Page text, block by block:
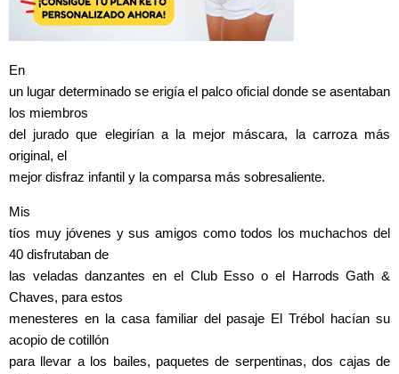
En
un lugar determinado se erigía el palco oficial donde se asentaban
los miembros
del jurado que elegirían a la mejor máscara, la carroza más
original, el
mejor disfraz infantil y la comparsa más sobresaliente.
Mis
tíos muy jóvenes y sus amigos como todos los muchachos del
40 disfrutaban de
las veladas danzantes en el Club Esso o el Harrods Gath &
Chaves, para estos
menesteres en la casa familiar del pasaje El Trébol hacían su
acopio de cotillón
para llevar a los bailes, paquetes de serpentinas, dos cajas de